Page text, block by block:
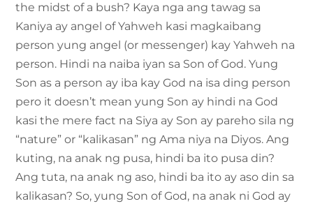
the midst of a bush? Kaya nga ang tawag sa
Kaniya ay angel of Yahweh kasi magkaibang
person yung angel (or messenger) kay Yahweh na
person. Hindi na naiba iyan sa Son of God. Yung
Son as a person ay iba kay God na isa ding person
pero it doesn’t mean yung Son ay hindi na God
kasi the mere fact na Siya ay Son ay pareho sila ng
“nature” or “kalikasan” ng Ama niya na Diyos. Ang
kuting, na anak ng pusa, hindi ba ito pusa din?
Ang tuta, na anak ng aso, hindi ba ito ay aso din sa
kalikasan? So, yung Son of God, na anak ni God ay